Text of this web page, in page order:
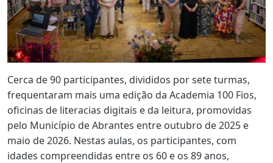
Cerca de 90 participantes, divididos por sete turmas,
frequentaram mais uma edição da Academia 100 Fios,
oficinas de literacias digitais e da leitura, promovidas
pelo Município de Abrantes entre outubro de 2025 e
maio de 2026. Nestas aulas, os participantes, com
idades compreendidas entre os 60 e os 89 anos,